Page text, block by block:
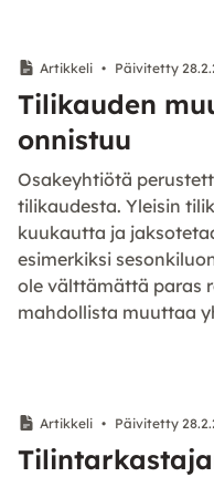
Artikkeli • Päivitetty
Tilikauden
onnistuu
Osakeyhtiötä
tilikaudesta. Yleisin
kuukautta ja
esimerkiksi
ole välttämättä paras
mahdollista muuttaa
Artikkeli • Päivitetty